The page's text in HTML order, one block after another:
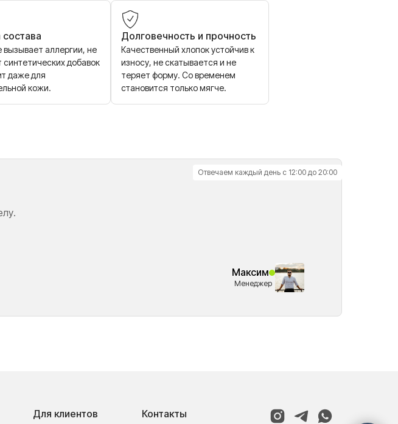
состава
вызывает аллергии, не
добавок
даже для
кожи.
Долговечность и прочность
Качественный хлопок устойчив к
износу, не скатывается и не
теряет форму. Со временем
становится только мягче.
Максим
Менеджер
Отвечаем каждый день с 12:00 до 20:00
Для клиентов Контакты